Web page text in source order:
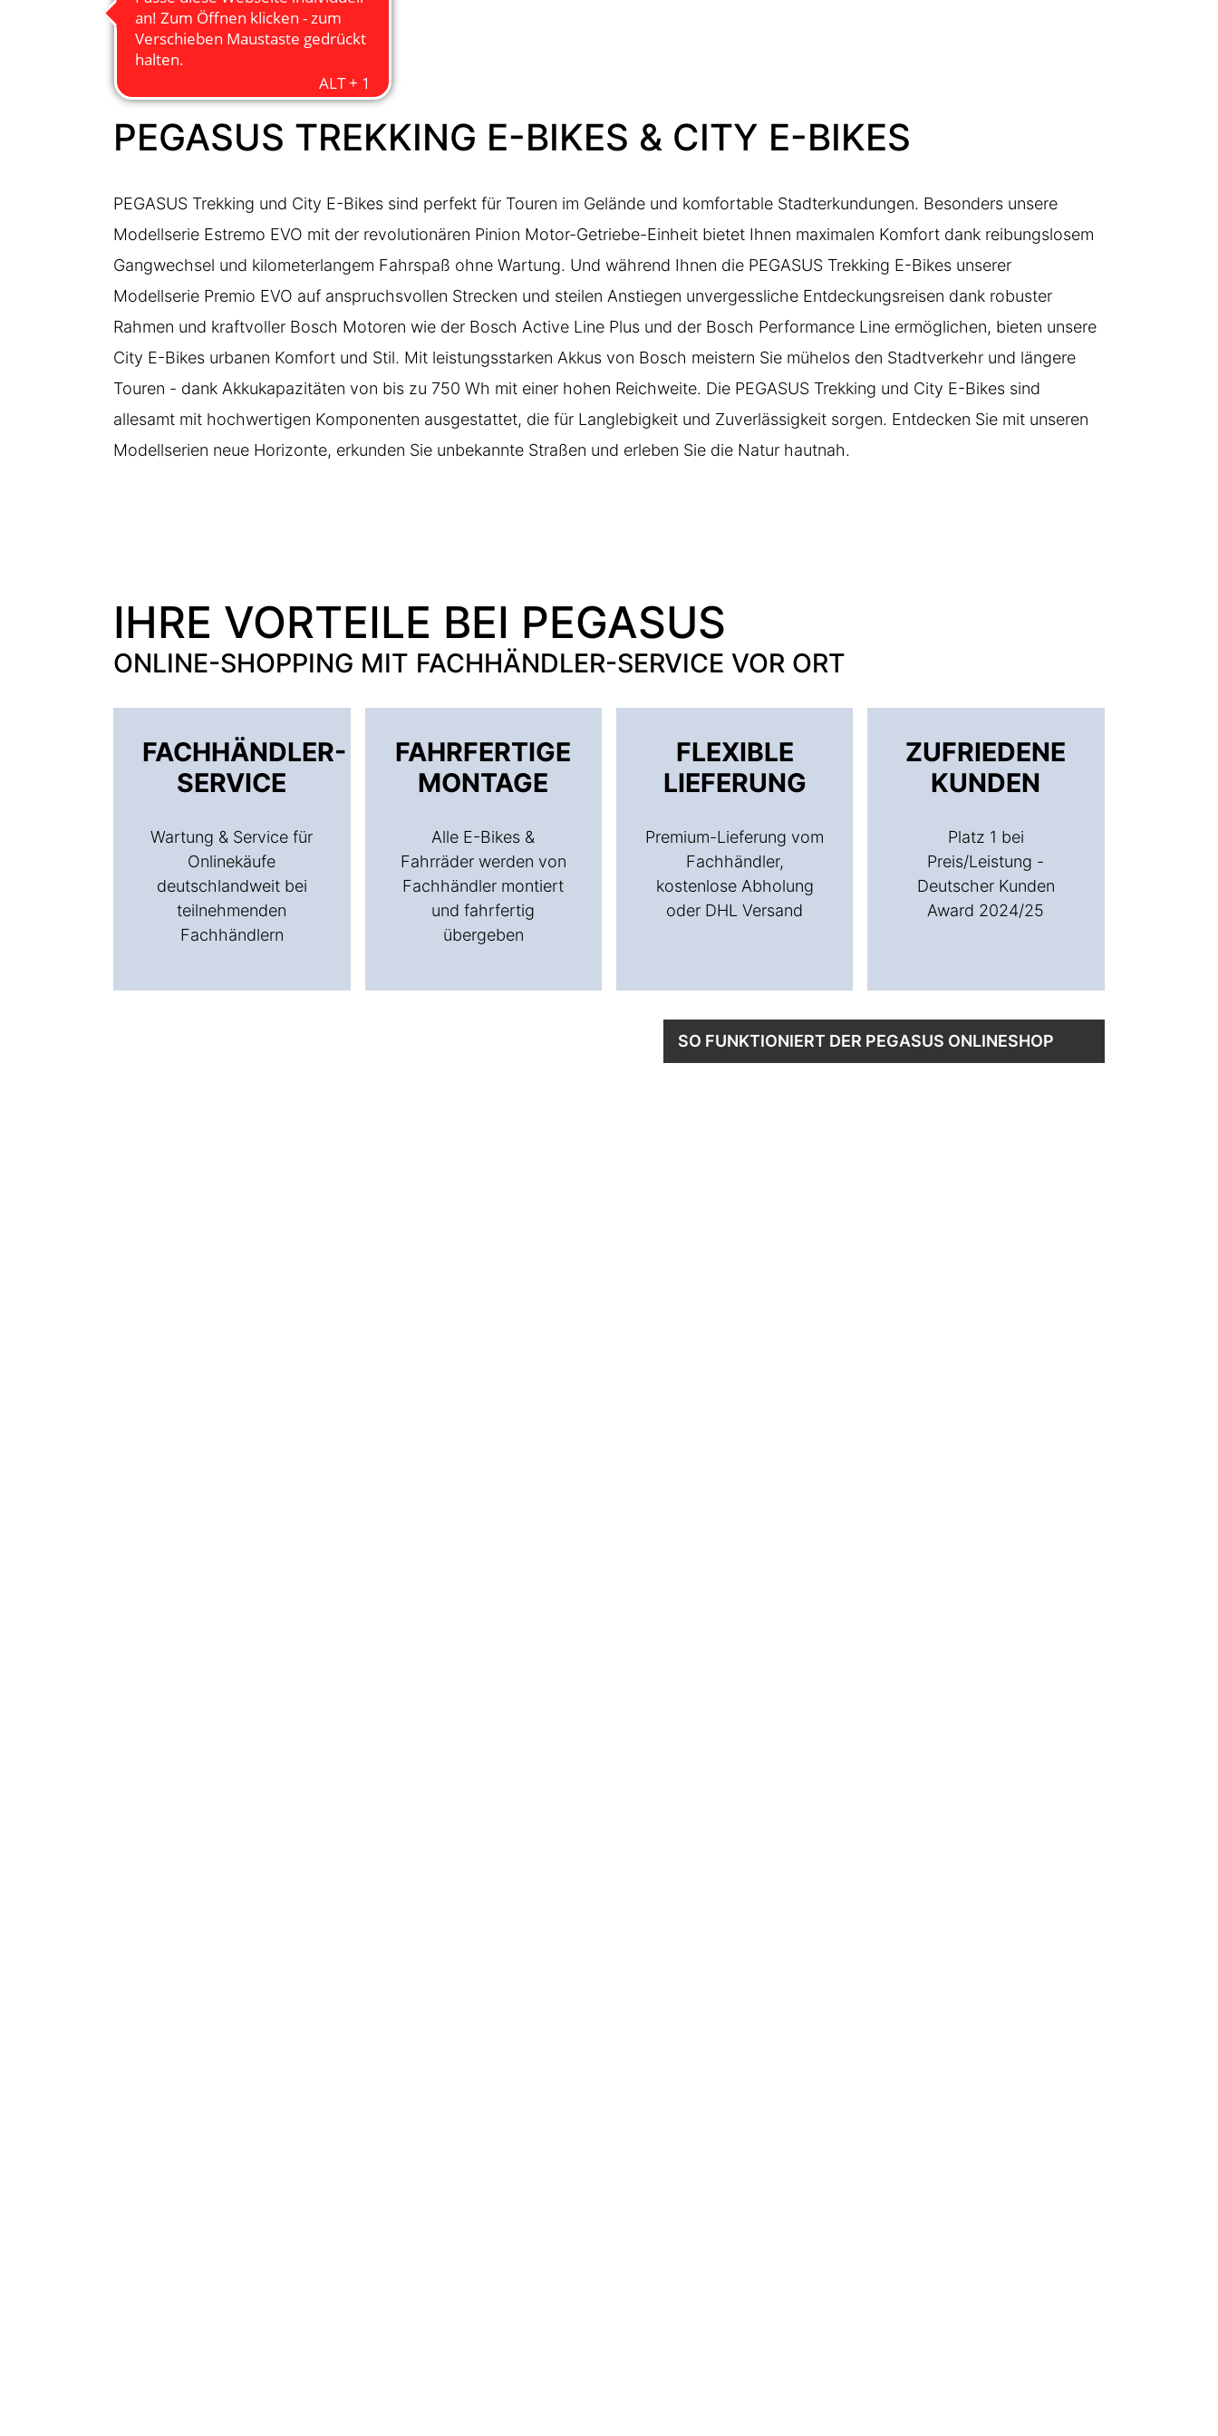
PEGASUS TREKKING E-BIKES & CITY E-BIKES
PEGASUS Trekking und City E-Bikes sind perfekt für Touren im Gelände und komfortable Stadterkundungen. Besonders unsere
Modellserie Estremo EVO mit der revolutionären Pinion Motor-Getriebe-Einheit bietet Ihnen maximalen Komfort dank reibungslosem
Gangwechsel und kilometerlangem Fahrspaß ohne Wartung. Und während Ihnen die PEGASUS Trekking E-Bikes unserer
Modellserie Premio EVO auf anspruchsvollen Strecken und steilen Anstiegen unvergessliche Entdeckungsreisen dank robuster
Rahmen und kraftvoller Bosch Motoren wie der Bosch Active Line Plus und der Bosch Performance Line ermöglichen, bieten unsere
City E-Bikes urbanen Komfort und Stil. Mit leistungsstarken Akkus von Bosch meistern Sie mühelos den Stadtverkehr und längere
Touren - dank Akkukapazitäten von bis zu 750 Wh mit einer hohen Reichweite. Die PEGASUS Trekking und City E-Bikes sind
allesamt mit hochwertigen Komponenten ausgestattet, die für Langlebigkeit und Zuverlässigkeit sorgen. Entdecken Sie mit unseren
Modellserien neue Horizonte, erkunden Sie unbekannte Straßen und erleben Sie die Natur hautnah.
IHRE VORTEILE BEI PEGASUS
ONLINE-SHOPPING MIT FACHHÄNDLER-SERVICE VOR ORT
FACHHÄNDLER-
SERVICE
Wartung & Service für
Onlinekäufe
deutschlandweit bei
teilnehmenden
Fachhändlern
FAHRFERTIGE
MONTAGE
Alle E-Bikes &
Fahrräder werden von
Fachhändler montiert
und fahrfertig
übergeben
FLEXIBLE
LIEFERUNG
Premium-Lieferung vom
Fachhändler,
kostenlose Abholung
oder DHL Versand
ZUFRIEDENE
KUNDEN
Platz 1 bei
Preis/Leistung -
Deutscher Kunden
Award 2024/25
SO FUNKTIONIERT DER PEGASUS ONLINESHOP